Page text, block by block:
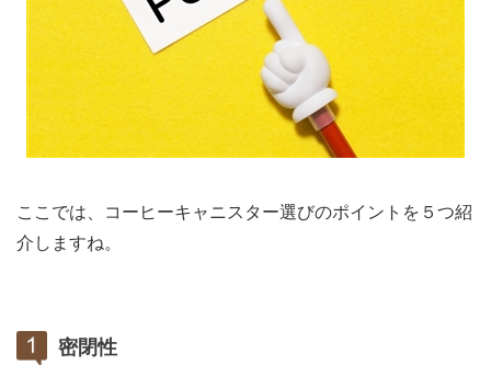
ここでは、コーヒーキャニスター選びのポイントを５つ紹
介しますね。
密閉性